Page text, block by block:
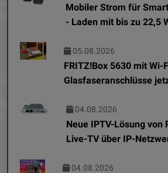
Mobiler Strom für
- Laden mit bis zu 22,5
05.08.2026
FRITZ!Box 5630 mit
Glasfaseranschlüsse
04.08.2026
Neue IPTV-Lösung von
Live-TV über IP-
04.08.2026